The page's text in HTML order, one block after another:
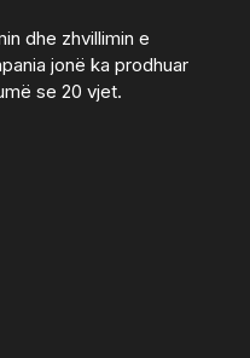
dhe zhvillimin e
jonë ka prodhuar
se 20 vjet.